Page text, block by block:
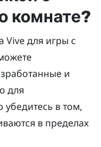
комнате?
Vive для игры с
и
для
убедитесь в том,
в пределах